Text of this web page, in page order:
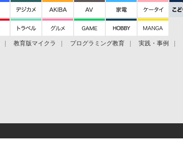
教育版マイクラ プログラミング教育 実践・事例